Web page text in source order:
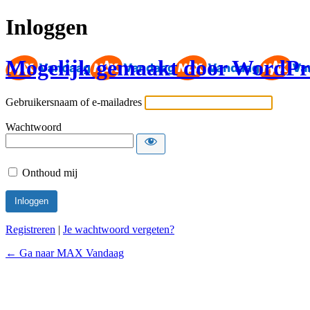
Inloggen
Mogelijk gemaakt door
Gebruikersnaam of e-mailadres
Wachtwoord
Onthoud mij
Registreren | Je wachtwoord vergeten?
← Ga naar MAX Vandaag